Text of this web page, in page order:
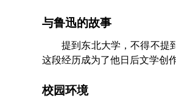
与鲁迅的故事
提到东北大学，不得不提
这段经历成为了他日后文学创
校园环境